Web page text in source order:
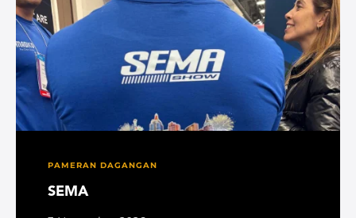
PAMERAN DAGANGAN
SEMA